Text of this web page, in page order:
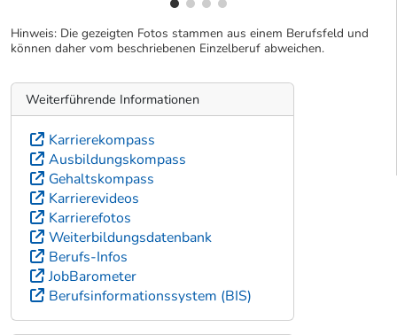
Hinweis: Die gezeigten Fotos stammen aus einem Berufsfeld und
können daher vom beschriebenen Einzelberuf abweichen.
Weiterführende Informationen
Karrierekompass
Ausbildungskompass
Gehaltskompass
Karrierevideos
Karrierefotos
Weiterbildungsdatenbank
Berufs-Infos
JobBarometer
Berufsinformationssystem (BIS)